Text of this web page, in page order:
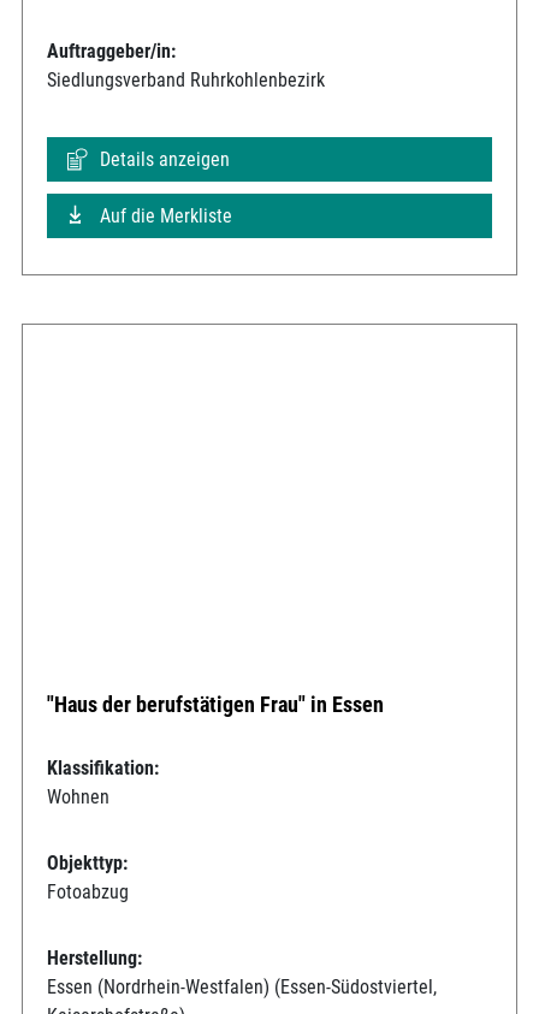
Auftraggeber/in:
Siedlungsverband Ruhrkohlenbezirk
Details anzeigen
Auf die Merkliste
"Haus der berufstätigen Frau" in Essen
Klassifikation:
Wohnen
Objekttyp:
Fotoabzug
Herstellung:
Essen (Nordrhein-Westfalen) (Essen-Südostviertel,